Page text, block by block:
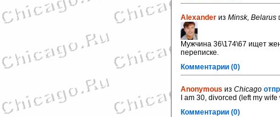
Alexander из Minsk, Belarus
Мужчина 36\174\67 ищет
переписке.
Комментарии (0)
Anonymous из Chicago
I am 30, divorced (left my
Комментарии (0)